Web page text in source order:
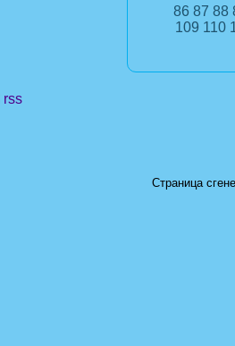
86 87 88
109 110
rss
Страница